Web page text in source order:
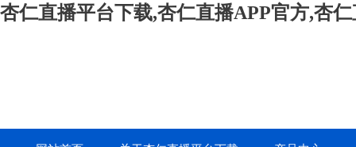
杏仁直播平台下载,杏仁直播APP官方,杏